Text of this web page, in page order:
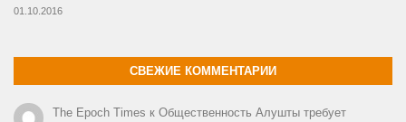
01.10.2016
СВЕЖИЕ КОММЕНТАРИИ
The Epoch Times к Общественность Алушты требует